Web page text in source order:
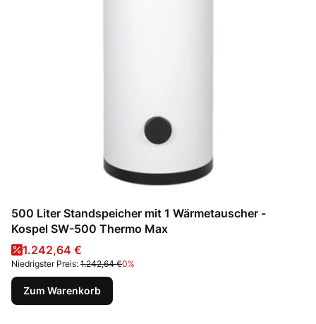
500 Liter Standspeicher mit 1 Wärmetauscher -
Kospel SW-500 Thermo Max
Aktionspreis
1.242,64 €
Niedrigster Preis: 1.242,64 €0%
Zum Warenkorb